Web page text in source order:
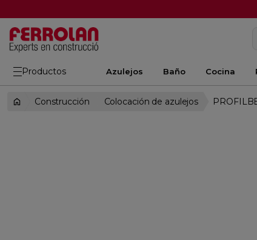
Productos Azulejos Baño Cocina
Construcción Colocación de azulejos